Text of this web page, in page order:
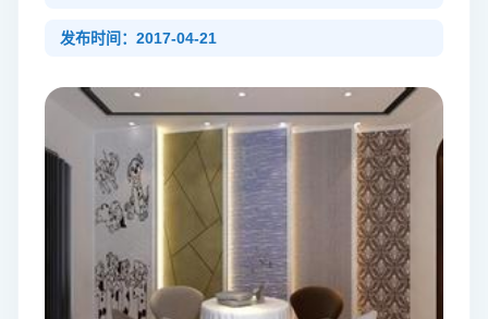
发布时间：2017-04-21